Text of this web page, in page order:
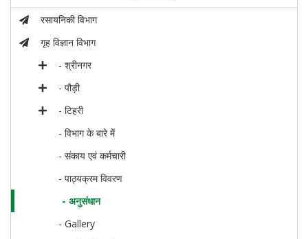
रसायनिकी विभाग
गृह विज्ञान विभाग
- श्रीनगर
- पौड़ी
- टिहरी
- विभाग के बारे में
- संकाय एवं कर्मचारी
- पाठ्यक्रम विवरण
- अनुसंधान
- Gallery